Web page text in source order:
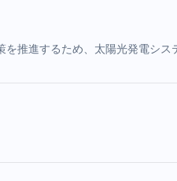
推進するため、太陽光発電シス